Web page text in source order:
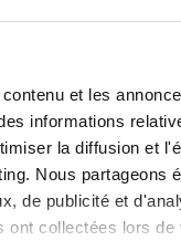
et les
informations
la diffusion et
Nous partageons
de publicité et
collectées lors
Retour aux